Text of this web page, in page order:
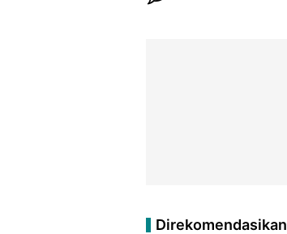
Direkomendasikan